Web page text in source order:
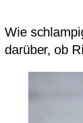
Wie
darüber, ob